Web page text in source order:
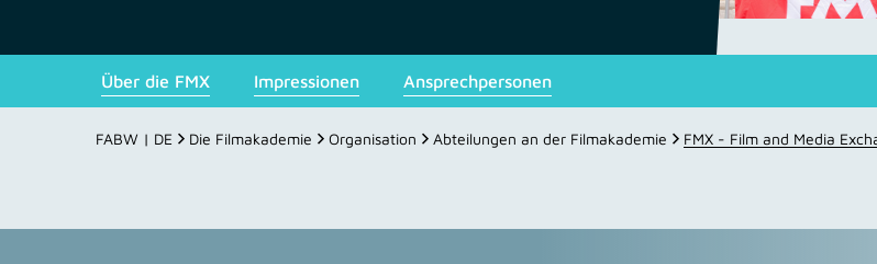
Über die FMX Impressionen Ansprechpersonen
FABW | DE Die Filmakademie Organisation Abteilungen an der Filmakademie FMX - Film and Media